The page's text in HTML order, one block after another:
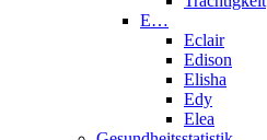
E…
Eclair
Edison
Elisha
Edy
Elea